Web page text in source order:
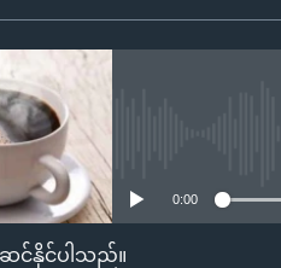
0:00
ဆင်နိုင်ပါသည်။